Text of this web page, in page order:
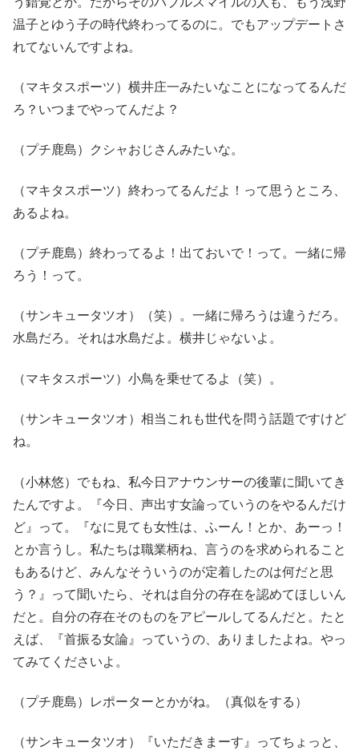
温子とゆう子の時代終わってるのに。でもアップデートさ
れてないんですよね。
（マキタスポーツ）横井庄一みたいなことになってるんだ
ろ？いつまでやってんだよ？
（プチ鹿島）クシャおじさんみたいな。
（マキタスポーツ）終わってるんだよ！って思うところ、
あるよね。
（プチ鹿島）終わってるよ！出ておいで！って。一緒に帰
ろう！って。
（サンキュータツオ）（笑）。一緒に帰ろうは違うだろ。
水島だろ。それは水島だよ。横井じゃないよ。
（マキタスポーツ）小鳥を乗せてるよ（笑）。
（サンキュータツオ）相当これも世代を問う話題ですけど
ね。
（小林悠）でもね、私今日アナウンサーの後輩に聞いてき
たんですよ。『今日、声出す女論っていうのをやるんだけ
ど』って。『なに見ても女性は、ふーん！とか、あーっ！
とか言うし。私たちは職業柄ね、言うのを求められること
もあるけど、みんなそういうのが定着したのは何だと思
う？』って聞いたら、それは自分の存在を認めてほしいん
だと。自分の存在そのものをアピールしてるんだと。たと
えば、『首振る女論』っていうの、ありましたよね。やっ
てみてくださいよ。
（プチ鹿島）レポーターとかがね。（真似をする）
（サンキュータツオ）『いただきまーす』ってちょっと、